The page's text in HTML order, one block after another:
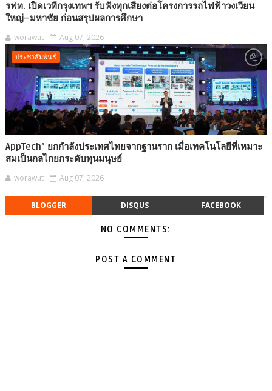
รฟท. เปิดเวทีกรุงเทพฯ รับฟังทุกเสียงต่อโครงการรถไฟฟ้าวงเวียน
ใหญ่–มหาชัย ก่อนสรุปผลการศึกษา
worawut Aug 07, 2026
ประชาสัมพันธ์
AppTech”​ ยกกำลังประเทศไทยจากฐานราก เมื่อเทคโนโลยีที่เหมาะ
สมเป็นกลไกยกระดับทุนมนุษย์
worawut Aug 07, 2026
BLOGGER DISQUS FACEBOOK
NO COMMENTS:
POST A COMMENT